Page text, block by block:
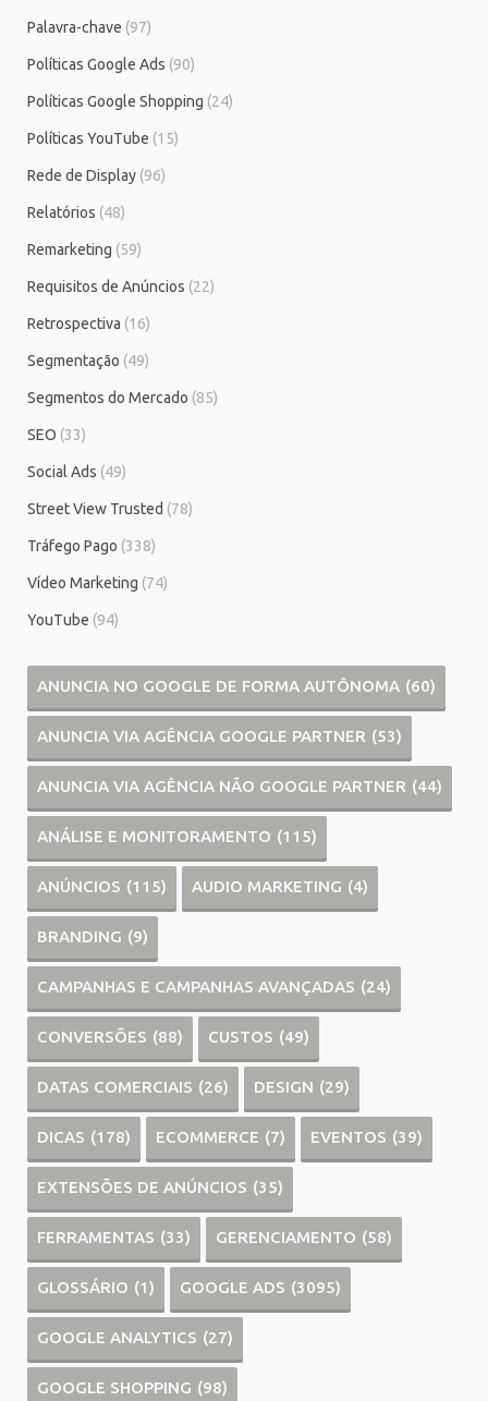
Palavra-chave (97)
Políticas Google Ads (90)
Políticas Google Shopping (24)
Políticas YouTube (15)
Rede de Display (96)
Relatórios (48)
Remarketing (59)
Requisitos de Anúncios (22)
Retrospectiva (16)
Segmentação (49)
Segmentos do Mercado (85)
SEO (33)
Social Ads (49)
Street View Trusted (78)
Tráfego Pago (338)
Vídeo Marketing (74)
YouTube (94)
ANUNCIA NO GOOGLE DE FORMA AUTÔNOMA (60)
ANUNCIA VIA AGÊNCIA GOOGLE PARTNER (53)
ANUNCIA VIA AGÊNCIA NÃO GOOGLE PARTNER (44)
ANÁLISE E MONITORAMENTO (115)
ANÚNCIOS (115) AUDIO MARKETING (4)
BRANDING (9)
CAMPANHAS E CAMPANHAS AVANÇADAS (24)
CONVERSÕES (88) CUSTOS (49)
DATAS COMERCIAIS (26) DESIGN (29)
DICAS (178) ECOMMERCE (7) EVENTOS (39)
EXTENSÕES DE ANÚNCIOS (35)
FERRAMENTAS (33) GERENCIAMENTO (58)
GLOSSÁRIO (1) GOOGLE ADS (3095)
GOOGLE ANALYTICS (27)
GOOGLE SHOPPING (98)